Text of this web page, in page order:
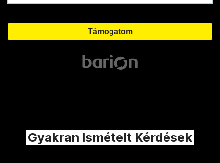
Gyakran Ismételt Kérdések